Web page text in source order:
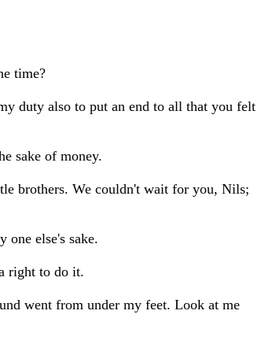
time?
duty also to put an end to all that you felt
sake of money.
brothers. We couldn't wait for you, Nils;
one else's sake.
right to do it.
went from under my feet. Look at me